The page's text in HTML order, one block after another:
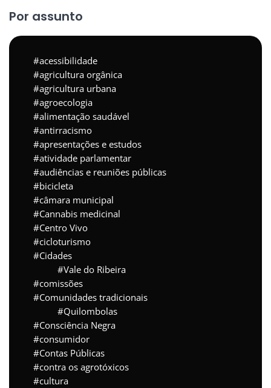
Por assunto
acessibilidade
agricultura orgânica
agricultura urbana
agroecologia
alimentação saudável
antirracismo
apresentações e estudos
atividade parlamentar
audiências e reuniões públicas
bicicleta
câmara municipal
Cannabis medicinal
Centro Vivo
cicloturismo
Cidades
Vale do Ribeira
comissões
Comunidades tradicionais
Quilombolas
Consciência Negra
consumidor
Contas Públicas
contra os agrotóxicos
cultura